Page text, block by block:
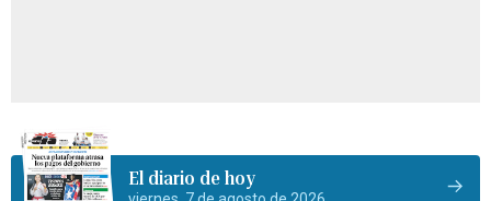
El diario de hoy